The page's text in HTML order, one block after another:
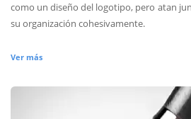
como un diseño del logotipo, pero atan
su organización cohesivamente.
Ver más